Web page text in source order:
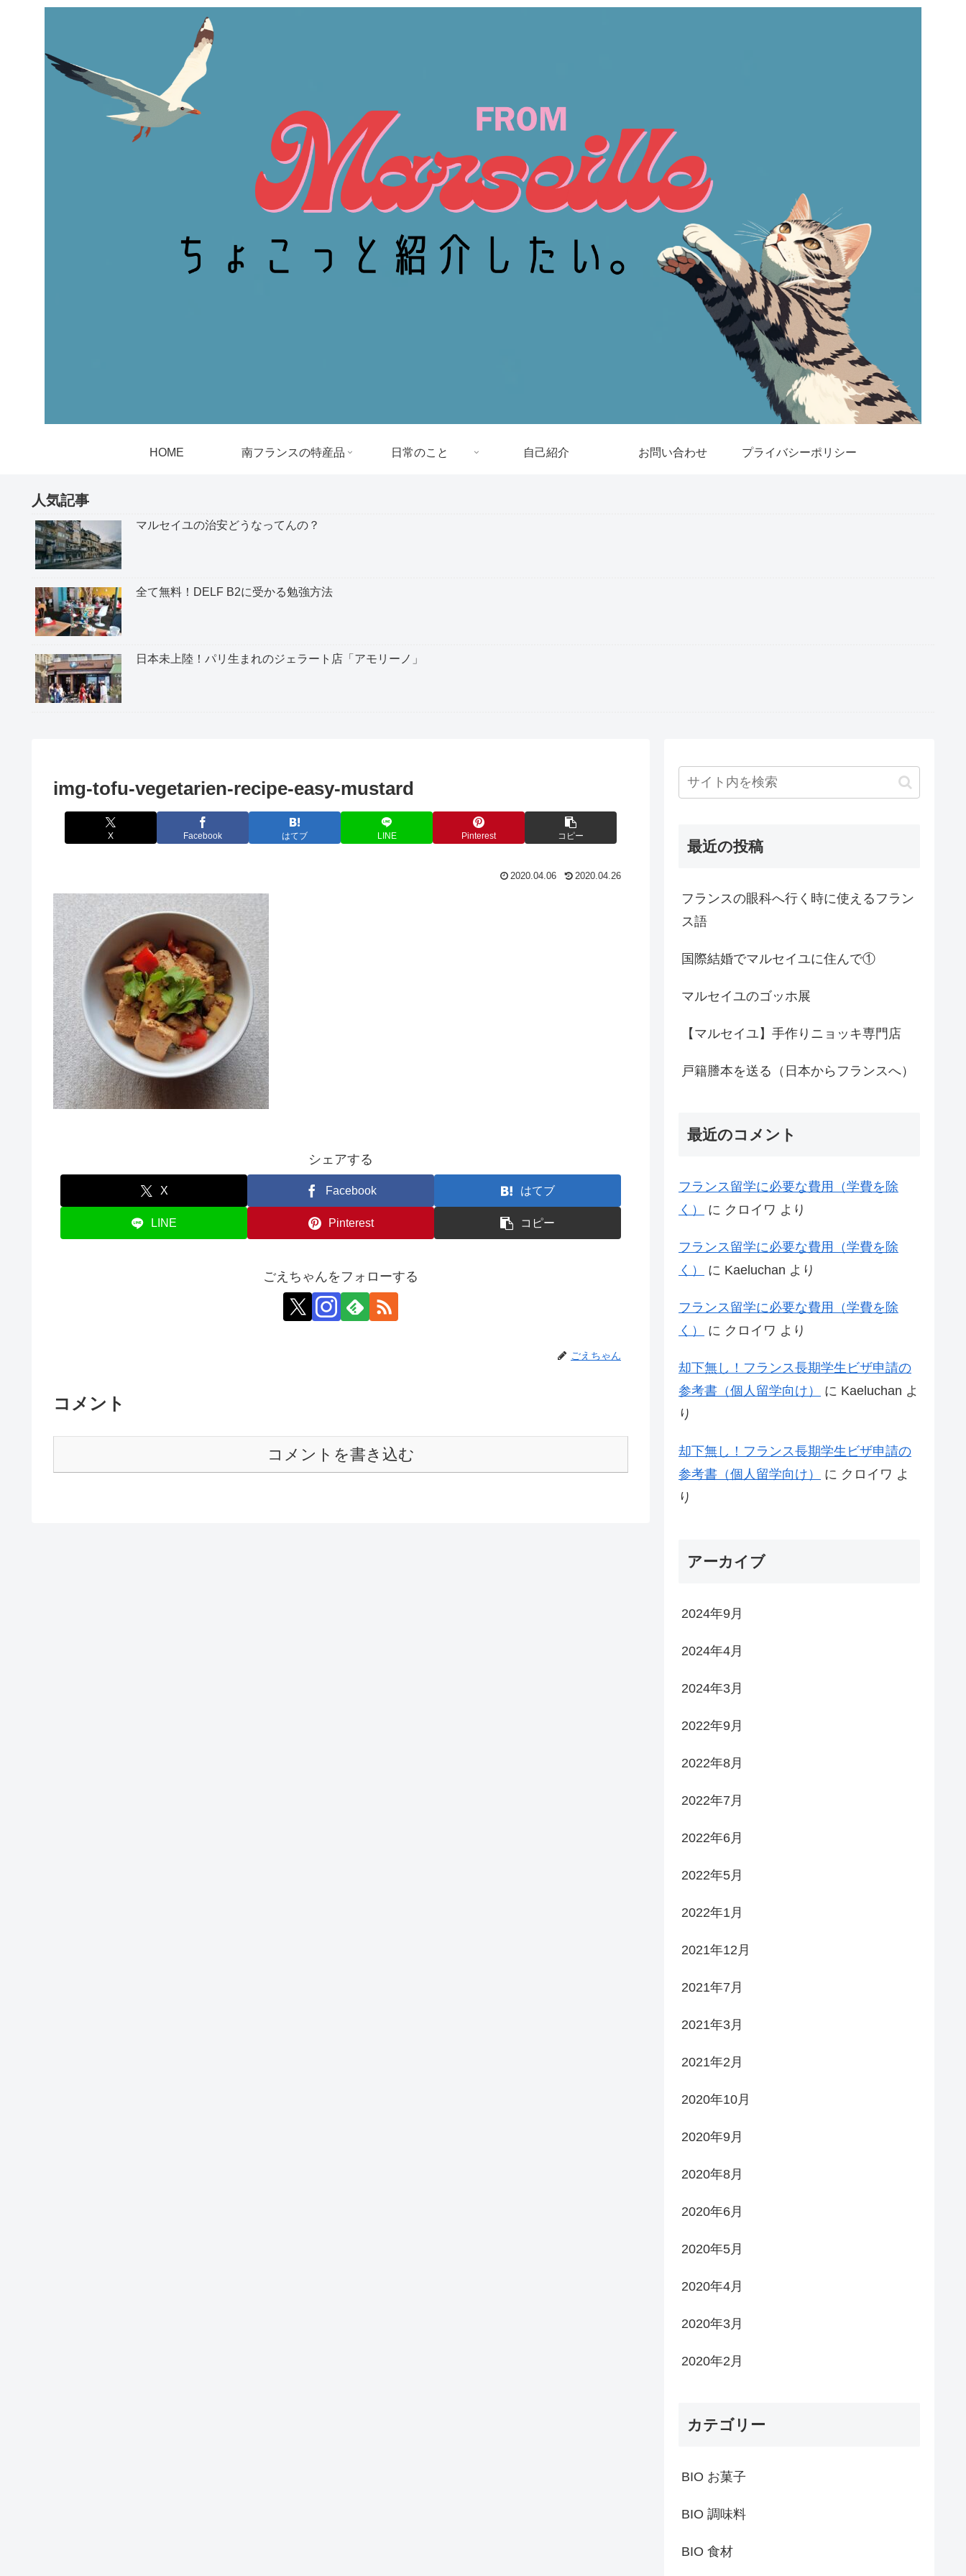
HOME 南フランスの特産品 日常のこと 自己紹介 お問い合わせ プライバシーポリシー
人気記事
マルセイユの治安どうなってんの？
全て無料！DELF B2に受かる勉強方法
日本未上陸！パリ生まれのジェラート店「アモリーノ」
img-tofu-vegetarien-recipe-easy-mustard
X Facebook はてブ LINE Pinterest コピー
2020.04.06 2020.04.26
シェアする
X Facebook はてブ
LINE Pinterest コピー
ごえちゃんをフォローする
ごえちゃん
コメント
コメントを書き込む
最近の投稿
フランスの眼科へ行く時に使えるフラン
ス語
国際結婚でマルセイユに住んで①
マルセイユのゴッホ展
【マルセイユ】手作りニョッキ専門店
戸籍謄本を送る（日本からフランスへ）
最近のコメント
フランス留学に必要な費用（学費を除
く）
に クロイワ より
フランス留学に必要な費用（学費を除
く）
に Kaeluchan より
フランス留学に必要な費用（学費を除
く）
に クロイワ より
却下無し！フランス長期学生ビザ申請の
参考書（個人留学向け）
に Kaeluchan よ
り
却下無し！フランス長期学生ビザ申請の
参考書（個人留学向け）
に クロイワ よ
り
アーカイブ
2024年9月
2024年4月
2024年3月
2022年9月
2022年8月
2022年7月
2022年6月
2022年5月
2022年1月
2021年12月
2021年7月
2021年3月
2021年2月
2020年10月
2020年9月
2020年8月
2020年6月
2020年5月
2020年4月
2020年3月
2020年2月
カテゴリー
BIO お菓子
BIO 調味料
BIO 食材